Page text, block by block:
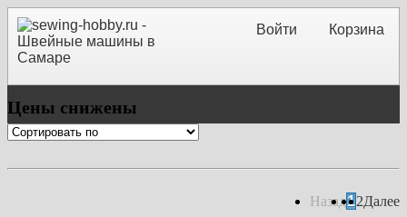
Корзина
Войти
Цены снижены
Назад12Далее